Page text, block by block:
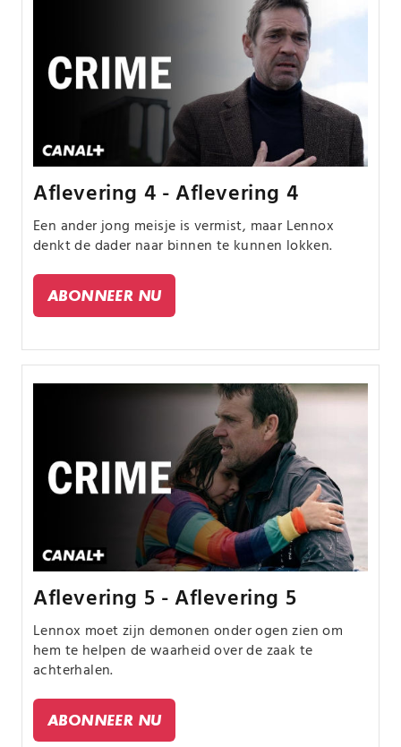
Aflevering 4 - Aflevering 4
Een ander jong meisje is vermist, maar Lennox
denkt de dader naar binnen te kunnen lokken.
ABONNEER NU
Aflevering 5 - Aflevering 5
Lennox moet zijn demonen onder ogen zien om
hem te helpen de waarheid over de zaak te
achterhalen.
ABONNEER NU